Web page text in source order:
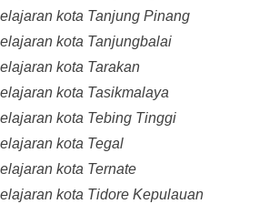
kota Tanjung Pinang
kota Tanjungbalai
kota Tarakan
kota Tasikmalaya
kota Tebing Tinggi
kota Tegal
kota Ternate
kota Tidore Kepulauan